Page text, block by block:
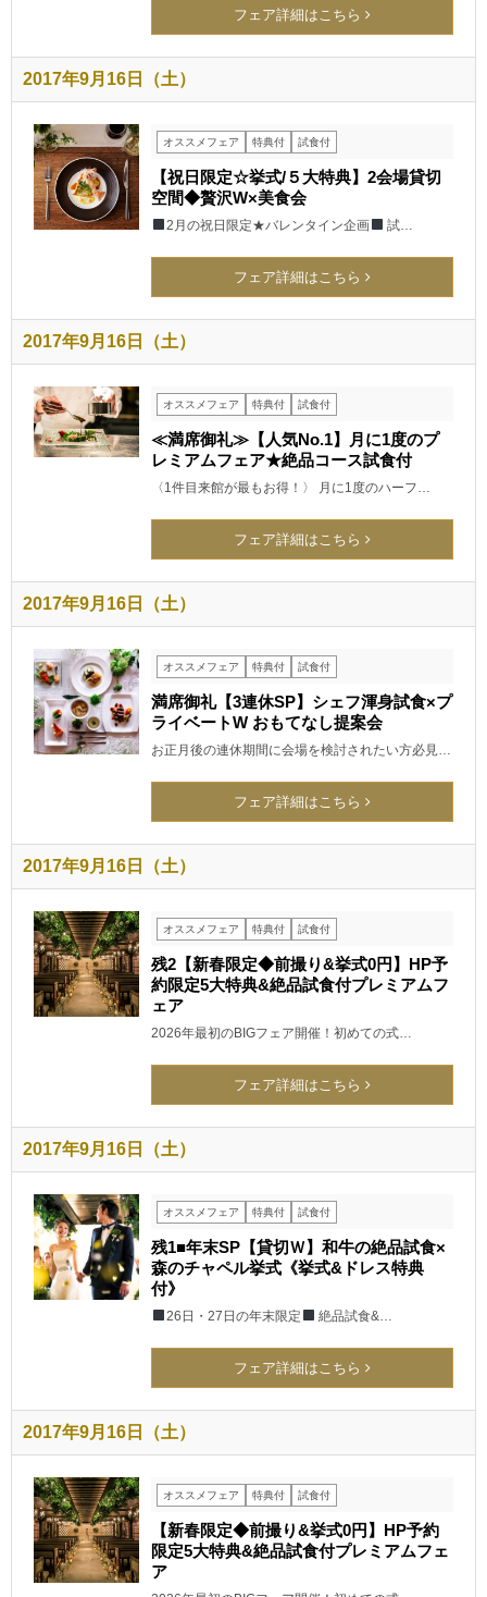
フェア詳細はこちら
2017年9月16日（土）
オススメフェア 特典付 試食付
【祝日限定☆挙式/５大特典】2会場貸切
空間◆贅沢W×美食会
2月の祝日限定★バレンタイン企画 試…
フェア詳細はこちら
2017年9月16日（土）
オススメフェア 特典付 試食付
≪満席御礼≫【人気No.1】月に1度のプ
レミアムフェア★絶品コース試食付
〈1件目来館が最もお得！〉 月に1度のハーフ…
フェア詳細はこちら
2017年9月16日（土）
オススメフェア 特典付 試食付
満席御礼【3連休SP】シェフ渾身試食×プ
ライベートW おもてなし提案会
お正月後の連休期間に会場を検討されたい方必見…
フェア詳細はこちら
2017年9月16日（土）
オススメフェア 特典付 試食付
残2【新春限定◆前撮り&挙式0円】HP予
約限定5大特典&絶品試食付プレミアムフ
ェア
2026年最初のBIGフェア開催！初めての式…
フェア詳細はこちら
2017年9月16日（土）
オススメフェア 特典付 試食付
残1■年末SP【貸切Ｗ】和牛の絶品試食×
森のチャペル挙式《挙式&ドレス特典
付》
26日・27日の年末限定 絶品試食&…
フェア詳細はこちら
2017年9月16日（土）
オススメフェア 特典付 試食付
【新春限定◆前撮り&挙式0円】HP予約
限定5大特典&絶品試食付プレミアムフェ
ア